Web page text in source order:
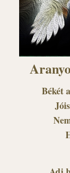
Békét